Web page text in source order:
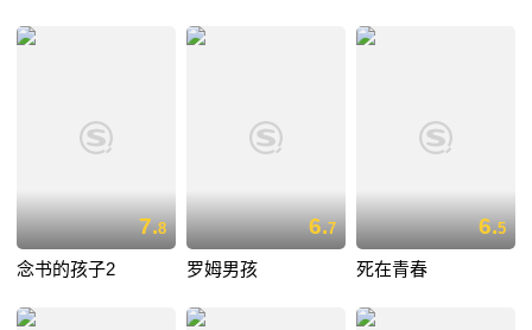
7.8
念书的孩子2
6.7
罗姆男孩
6.5
死在青春